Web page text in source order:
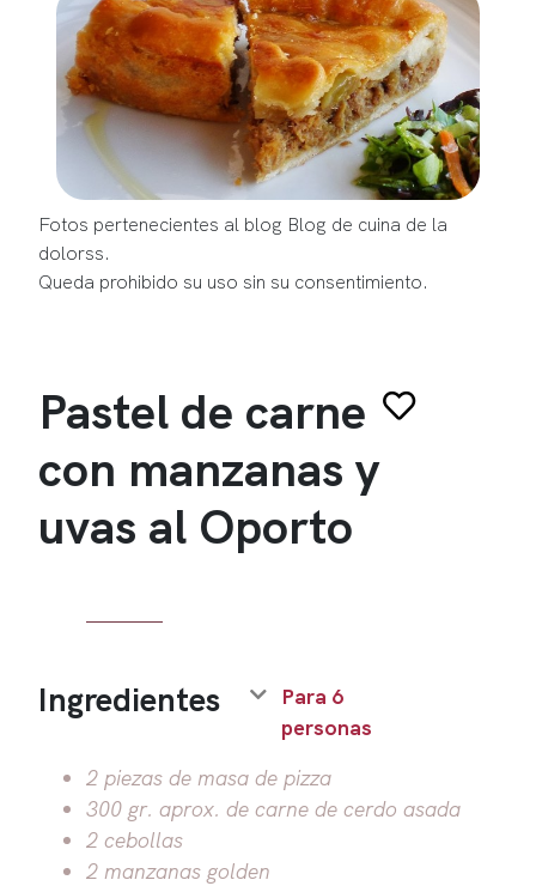
Fotos pertenecientes al blog Blog de cuina de la
dolorss.
Queda prohibido su uso sin su consentimiento.
Pastel de carne
con manzanas y
uvas al Oporto
Ingredientes
Para 6
personas
2 piezas de masa de pizza
300 gr. aprox. de carne de cerdo asada
2 cebollas
2 manzanas golden